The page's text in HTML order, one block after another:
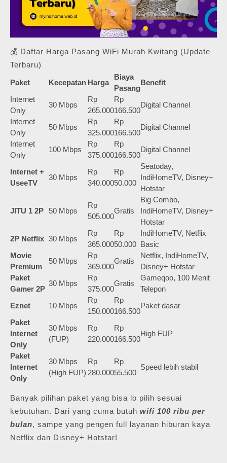
💰 Daftar Harga Pasang WiFi Murah Kwitang (Update
Terbaru)
Paket Kecepatan Harga
Biaya
Pasang
Benefit
Internet
Only
30 Mbps
Rp
265.000
Rp
166.500
Digital Channel
Internet
Only
50 Mbps
Rp
325.000
Rp
166.500
Digital Channel
Internet
Only
100 Mbps
Rp
375.000
Rp
166.500
Digital Channel
Internet +
UseeTV
30 Mbps
Rp
340.000
Rp
50.000
Seatoday,
IndiHomeTV, Disney+
Hotstar
JITU 1 2P 50 Mbps
Rp
505.000
Gratis
Big Combo,
IndiHomeTV, Disney+
Hotstar
2P Netflix 30 Mbps
Rp
365.000
Rp
50.000
IndiHomeTV, Netflix
Basic
Movie
Premium
50 Mbps
Rp
369.000
Gratis
Netflix, IndiHomeTV,
Disney+ Hotstar
Paket
Gamer 2P
30 Mbps
Rp
375.000
Gratis
Gameqoo, 100 Menit
Telepon
Eznet
10 Mbps
Rp
150.000
Rp
166.500
Paket dasar
Paket
Internet
Only
30 Mbps
(FUP)
Rp
220.000
Rp
166.500
High FUP
Paket
Internet
Only
30 Mbps
(High FUP)
Rp
280.000
Rp
55.500
Speed lebih stabil
Banyak pilihan paket yang bisa lo pilih sesuai
kebutuhan. Dari yang cuma butuh wifi 100 ribu per
bulan, sampe yang pengen full layanan hiburan kaya
Netflix dan Disney+ Hotstar!